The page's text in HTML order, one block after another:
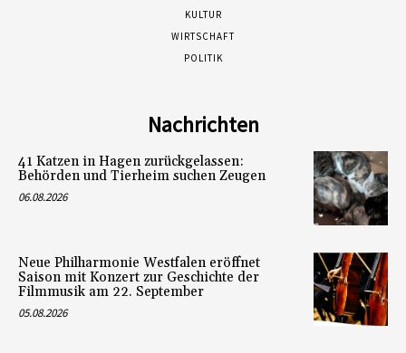
KULTUR
WIRTSCHAFT
POLITIK
Nachrichten
41 Katzen in Hagen zurückgelassen:
Behörden und Tierheim suchen Zeugen
06.08.2026
Neue Philharmonie Westfalen eröffnet
Saison mit Konzert zur Geschichte der
Filmmusik am 22. September
05.08.2026